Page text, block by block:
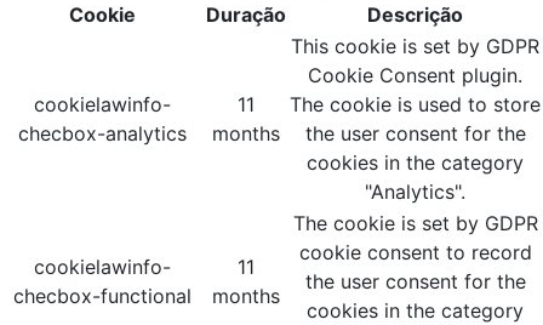
Cookie
Duração Descrição
cookielawinfo-
checbox-analytics
11
months
This cookie is set by GDPR
Cookie Consent plugin.
The cookie is used to store
the user consent for the
cookies in the category
"Analytics".
cookielawinfo-
checbox-functional
11
months
The cookie is set by GDPR
cookie consent to record
the user consent for the
cookies in the category